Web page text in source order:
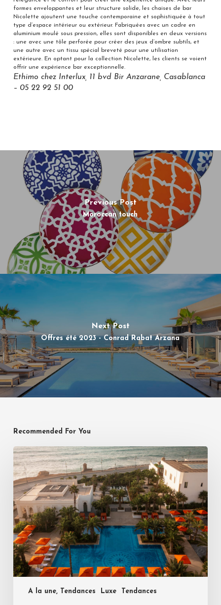
formes enveloppantes et leur structure solide, les chaises de bar
Nicolette ajoutent une touche contemporaine et sophistiquée à tout
type d’espace intérieur ou extérieur. Fabriquées avec un cadre en
aluminium moulé sous pression, elles sont disponibles en deux versions
: une avec une tôle perforée pour créer des jeux d’ombre subtils, et
une autre avec un tissu spécial breveté pour une utilisation
extérieure. En optant pour la collection Nicolette, les clients se voient
offrir une expérience bar exceptionnelle.
Ethimo chez Interlux, 11 bvd Bir Anzarane, Casablanca
– 05 22 92 51 00
Previous Post
Moroccan touch
Next Post
Offres été 2023 - Conrad Rabat Arzana
Recommended For You
A la une, Tendances Luxe Tendances